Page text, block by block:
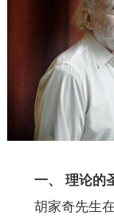
一、 理论的
胡家奇先生在